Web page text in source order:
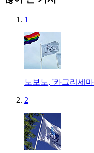
1
노보노, '카그리세
2